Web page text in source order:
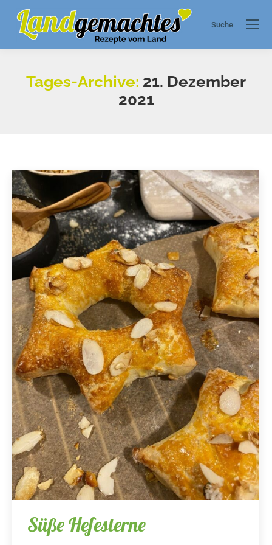
Search:
Suche
Tages-Archive: 21. Dezember
2021
Süße Hefesterne